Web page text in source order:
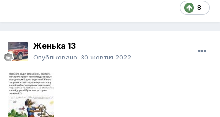
8
Женьka 13
Опубліковано: 30 жовтня 2022